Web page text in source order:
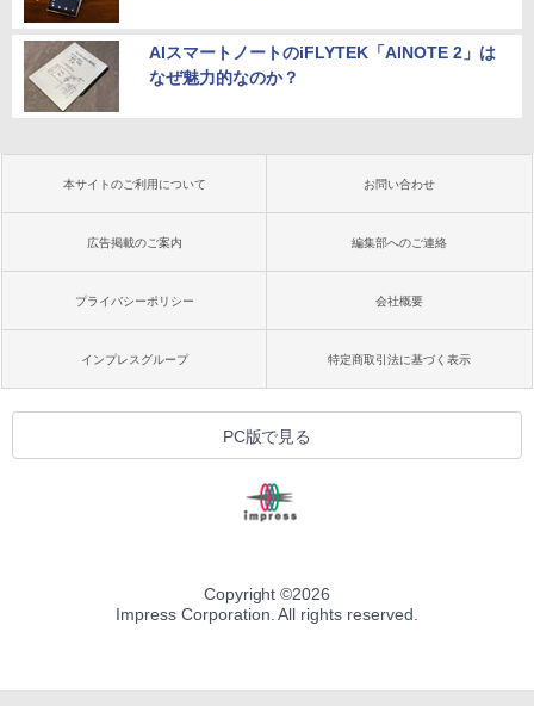
AIスマートノートのiFLYTEK「AINOTE 2」は
なぜ魅力的なのか？
本サイトのご利用について お問い合わせ
広告掲載のご案内 編集部へのご連絡
プライバシーポリシー 会社概要
インプレスグループ 特定商取引法に基づく表示
PC版で見る
Copyright ©2026
Impress Corporation. All rights reserved.